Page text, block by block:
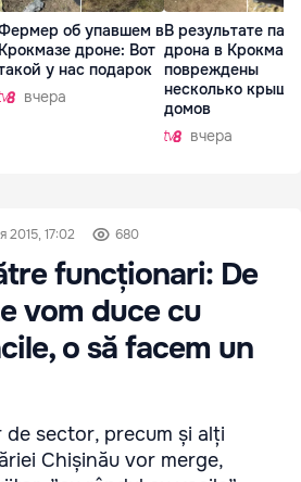
об упавшем в
Крокмазе дроне: Вот
у нас подарок
вчера
В результате
дрона в Крокмазе
повреждены
несколько крыш
домов
вчера
2015, 17:02 680
funcționari: De
vom duce cu
o să facem un
sector, precum și alți
Chișinău vor merge,